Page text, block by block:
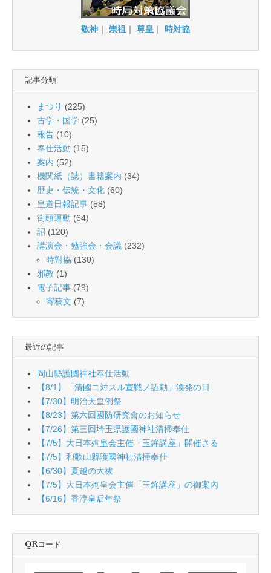
敬神 ｜ 崇祖 ｜ 尊皇 ｜ 時対協
記事分類
まつり (225)
古学・国学 (25)
報告 (10)
奉仕活動 (15)
案内 (52)
機関紙（誌）書籍案内 (34)
歴史・伝統・文化 (60)
皇道日報記事 (58)
街頭運動 (64)
詔 (120)
講演会・勉強会・会議 (232)
時對協 (130)
邪教 (1)
電子記事 (79)
寄稿文 (7)
最近の記事
岡山縣護國神社奉仕活動
【8/1】「清國ニ対スル宣戦ノ詔勅」渙発の日
【7/30】明治天皇例祭
【8/23】第六回國防研究會のお知らせ
【7/26】第三回埼玉県護國神社清掃奉仕
【7/5】大日本殉皇会主催「玉鉾講座」開催さる
【7/5】和歌山縣護國神社清掃奉仕
【6/30】夏越の大祓
【7/5】大日本殉皇会主催「玉鉾講座」の御案內
【6/16】香淳皇后年祭
QRコード